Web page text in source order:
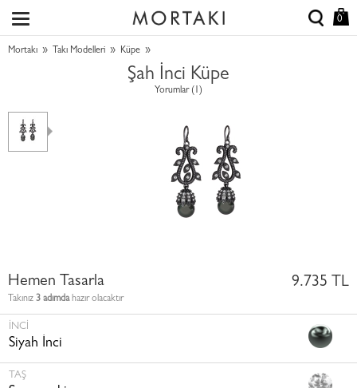
0
Mortakı » Takı Modelleri » Küpe »
Şah İnci Küpe
Yorumlar (1)
Hemen Tasarla
Takınız 3 adımdahazır olacaktır
9.735 TL
İNCI
Siyah İnci
TAŞ